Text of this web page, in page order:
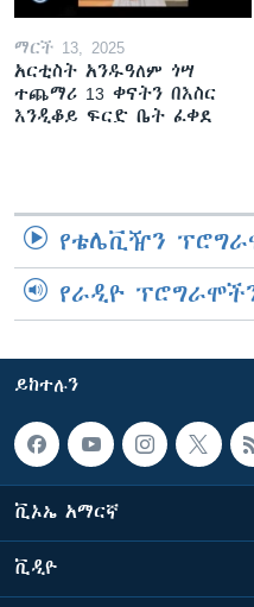
ማርች 13, 2025
አርቲስት አንዱዓለም ጎሣ
ተጨማሪ 13 ቀናትን በእስር
እንዲቆይ ፍርድ ቤት ፈቀደ
የቴሌቪዥን
የራዲዮ
ይከተሉን
ቪኦኤ አማርኛ
ቪዲዮ